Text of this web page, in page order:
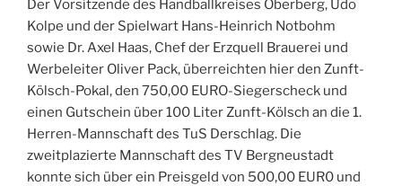
Der Vorsitzende des Handballkreises Oberberg, Udo
Kolpe und der Spielwart Hans-Heinrich Notbohm
sowie Dr. Axel Haas, Chef der Erzquell Brauerei und
Werbeleiter Oliver Pack, überreichten hier den Zunft-
Kölsch-Pokal, den 750,00 EURO-Siegerscheck und
einen Gutschein über 100 Liter Zunft-Kölsch an die 1.
Herren-Mannschaft des TuS Derschlag. Die
zweitplazierte Mannschaft des TV Bergneustadt
konnte sich über ein Preisgeld von 500,00 EUR0 und